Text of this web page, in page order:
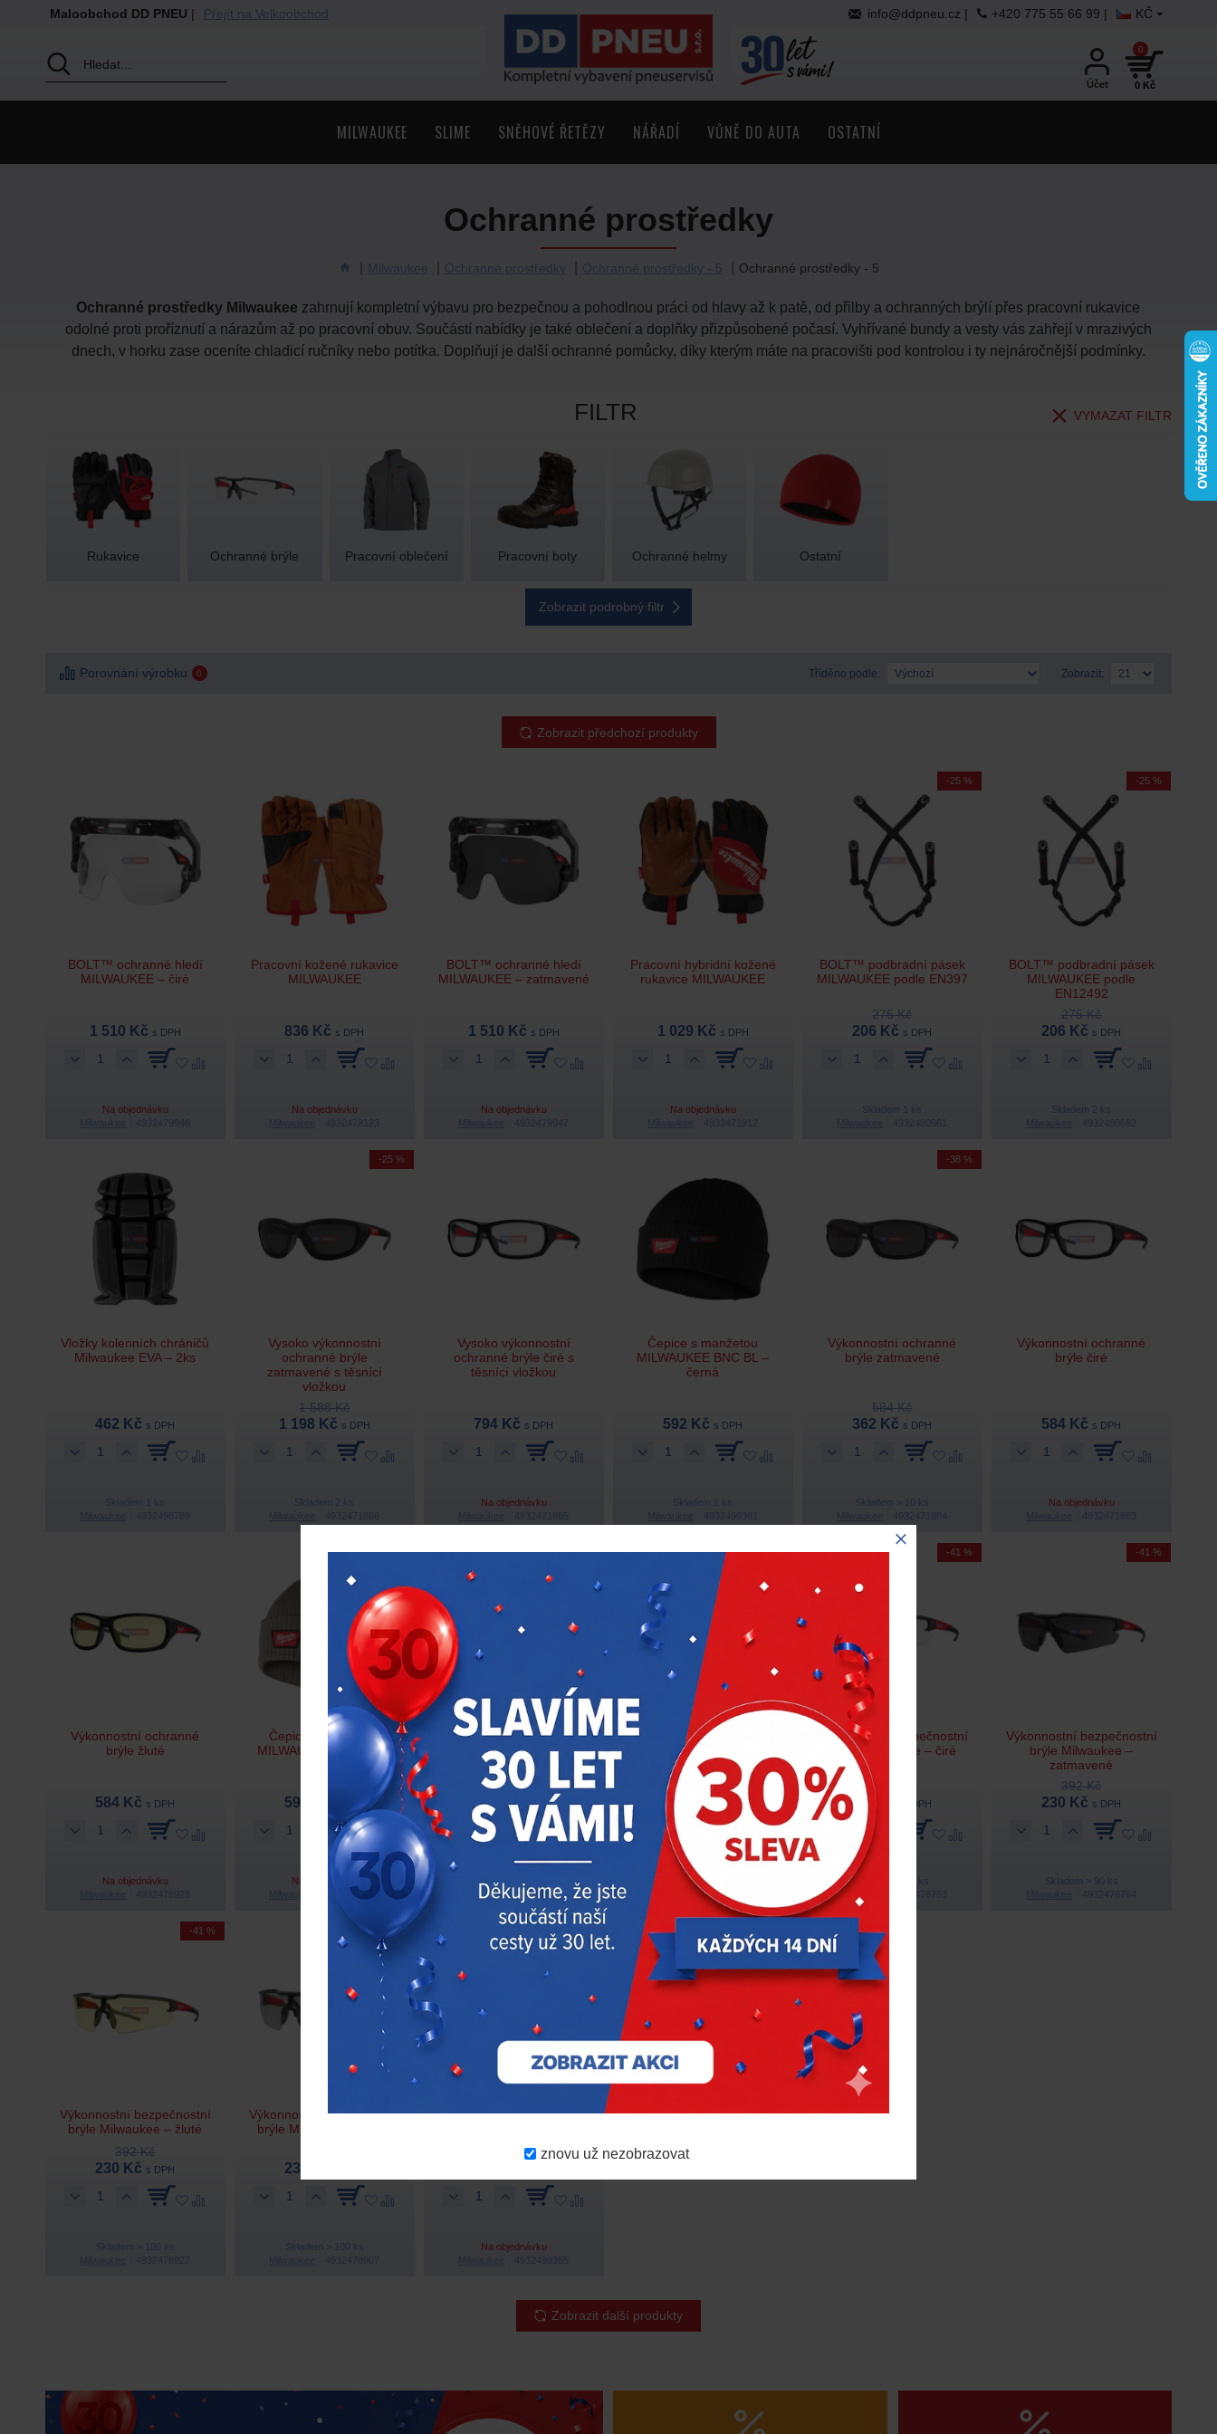
znovu už nezobrazovat
Maloobchod DD PNEU | Přejít na Velkoobchod KČ
info@ddpneu.cz | +420 775 55 66 99 |
Účet 0 Kč
0
MILWAUKEE SLIME SNĚHOVÉ ŘETĚZY NÁŘADÍ VŮNĚ DO AUTA OSTATNÍ
Milwaukee Ochranné prostředky Ochranné prostředky - 5 Ochranné prostředky - 5
Ochranné prostředky
Ochranné prostředky Milwaukee zahrnují kompletní výbavu pro bezpečnou a pohodlnou práci od hlavy až k patě, od přilby a ochranných brýlí přes pracovní rukavice
odolné proti proříznutí a nárazům až po pracovní obuv. Součástí nabídky je také oblečení a doplňky přizpůsobené počasí. Vyhřívané bundy a vesty vás zahřejí v mrazivých
dnech, v horku zase oceníte chladicí ručníky nebo potítka. Doplňují je další ochranné pomůcky, díky kterým máte na pracovišti pod kontrolou i ty nejnáročnější podmínky.
FILTR VYMAZAT FILTR
Rukavice Ochranné brýle Pracovní oblečení Pracovní boty Ochranné helmy Ostatní
VELIKOST
Zobrazit podrobný filtr
Porovnání výrobku 0 Tříděno podle: Zobrazit:
Zobrazit předchozí produkty
BOLT™ ochranné hledí
MILWAUKEE – čiré
1 510 Kč s DPH
Na objednávku
Pracovní kožené rukavice
MILWAUKEE
836 Kč s DPH
Na objednávku
BOLT™ ochranné hledí
MILWAUKEE – zatmavené
1 510 Kč s DPH
Na objednávku
Pracovní hybridní kožené
rukavice MILWAUKEE
1 029 Kč s DPH
Na objednávku
-25 %
BOLT™ podbradní pásek
MILWAUKEE podle EN397
275 Kč
206 Kč s DPH
Skladem 1 ks
-25 %
BOLT™ podbradní pásek
MILWAUKEE podle
EN12492
275 Kč
206 Kč s DPH
Skladem 2 ks
Vložky kolenních chráničů
Milwaukee EVA – 2ks
462 Kč s DPH
Skladem 1 ks
-25 %
Vysoko výkonnostní
ochranné brýle
zatmavené s těsnící
vložkou
1 588 Kč
1 198 Kč s DPH
Skladem 2 ks
Vysoko výkonnostní
ochranné brýle čiré s
těsnící vložkou
794 Kč s DPH
Na objednávku
Čepice s manžetou
MILWAUKEE BNC BL –
černá
592 Kč s DPH
Skladem 1 ks
-38 %
Výkonnostní ochranné
brýle zatmavené
584 Kč
362 Kč s DPH
Skladem > 10 ks
Výkonnostní ochranné
brýle čiré
584 Kč s DPH
Na objednávku
Výkonnostní ochranné
brýle žluté
584 Kč s DPH
Na objednávku
4932499384
Čepice s manžetou
MILWAUKEE BNC BR –
592 Kč s DPH
Na objednávku
Milwaukee
4932471882
Ochranné brýle
zatmavené
316 Kč s DPH
Na objednávku
-27 %
Milwaukee 4932471881
Ochranné brýle čiré
316 Kč
230 Kč s DPH
Skladem > 90 ks
-41 %
Milwaukee
Výkonnostní bezpečnostní
brýle Milwaukee – čiré
392 Kč
230 Kč s DPH
Skladem > 40 ks
-41 %
Výkonnostní bezpečnostní
brýle Milwaukee –
zatmavené
392 Kč
230 Kč s DPH
Skladem > 90 ks
-41 %
Výkonnostní bezpečnostní
brýle Milwaukee – žluté
392 Kč
230 Kč s DPH
Skladem > 100 ks
-41 %
Výkonnostní bezpečnostní
brýle Milwaukee – šedé
230 Kč
Skladem > 100 ks
Výkonnostní bezpečnostní
Na objednávku
Zobrazit další produkty